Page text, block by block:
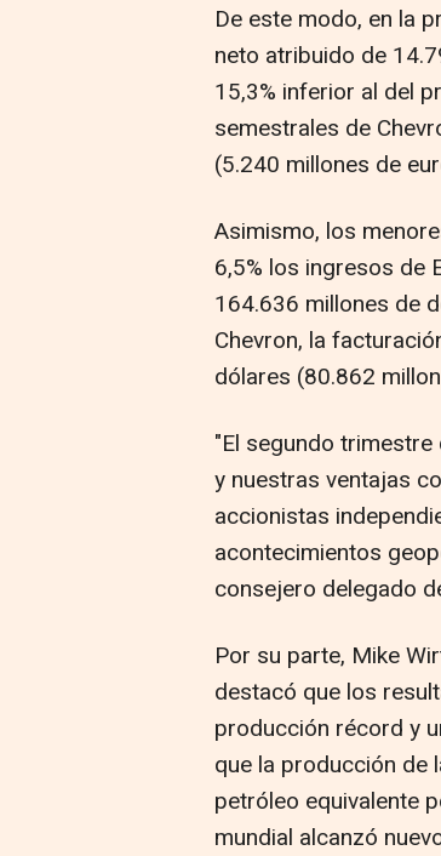
De este modo, en la
neto atribuido de
15,3% inferior al del
semestrales de
(5.240 millones de
Asimismo, los
6,5% los ingresos de
164.636 millones de
Chevron, la
dólares (80.862
"El segundo
y nuestras ventajas
accionistas
acontecimientos
consejero delegado
Por su parte, Mike
destacó que los
producción récord y
que la producción de
petróleo equivalente
mundial alcanzó